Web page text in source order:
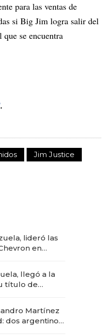
para las ventas de
si Big Jim logra salir del
se encuentra
.
Jim Justice
lideró las
en
llegó a la
título de
Martínez
dos argentinos